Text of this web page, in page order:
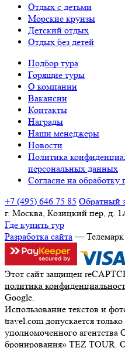
Отдых с детьми
Морские круизы
Детский отдых
Отдых без детей
Подбор тура
Горящие туры
О компании
Вакансии
Контакты
Награды
Наши менеджеры
Новости
Политика
персональных данных
Согласие на
+7 (495) 646 75 85 Обратный
г. Москва, Козицкий пер, д.
Где купить тур
Разработка сайта— Телемарк
Этот сайт защищен
политика
Google.
Использование текстов и
travel.com допускается
уполномоченного
бронирования» TEZ TOUR.